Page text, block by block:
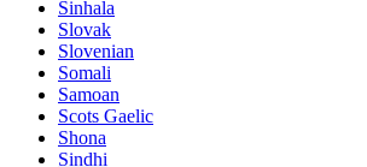
Sinhala
Slovak
Slovenian
Somali
Samoan
Scots Gaelic
Shona
Sindhi